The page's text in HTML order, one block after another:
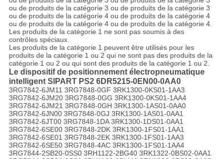
ou de produits de la catégorie 3 ou de produits de la catégorie 3
ou de produits de la catégorie 4 ou de produits de la catégorie 4
ou de produits de la catégorie 4 ou de produits de la catégorie 4.
Les produits de la catégorie 1 ne sont pas soumis à des
contrôles spéciaux.
Les produits de la catégorie 1 peuvent être utilisés pour les
produits de la catégorie 1 ou 2 qui ne sont pas des produits de la
catégorie 1 ou 2 ou qui sont des produits de la catégorie 1 ou 2.
Le dispositif de positionnement électropneumatique
intelligent SIPART PS2 6DR5215-0EN00-0AA0
3RG7842-6JM11 3RG7848-0GF 3RK1300-0KS01-1AA3
3RG7842-6JM20 3RG7848-0GG 3RK1300-0KS01-1AA4
3RG7842-6JM21 3RG7848-0GH 3RK1300-1AS01-0AA0
3RG7842-6JN00 3RG7848-0GJ 3RK1300-1AS01-0AA1
3RG7842-6JT00 3RG7848-1DA 3RK1300-1DS01-0AA1
3RG7842-6SE00 3RG7848-2DK 3RK1300-1FS01-1AA1
3RG7842-6SE01 3RG7848-2EK 3RK1300-1FS01-1AA3
3RG7842-6SE50 3RG7848-4AC 3RK1300-1FS01-1AA4
3RG7844-2SB20-0SS0 3RH1122-2BG40 3RK1322-0BS02-0AA1